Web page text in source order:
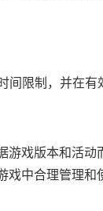
限制，并在有
戏版本和活
中合理管理和